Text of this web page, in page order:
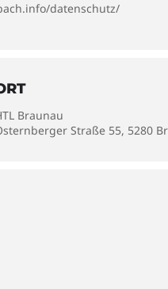
datenschutz/
Braunau
Straße 55, 5280